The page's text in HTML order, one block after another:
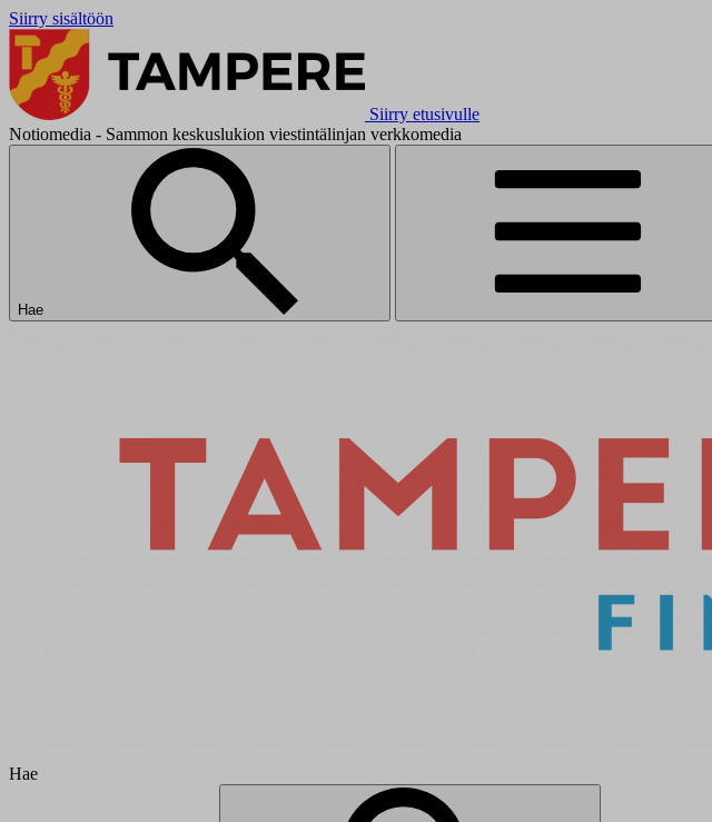
Siirry sisältöön
Siirry etusivulle
Notiomedia - Sammon keskuslukion viestintälinjan verkkomedia
Hae
Hae